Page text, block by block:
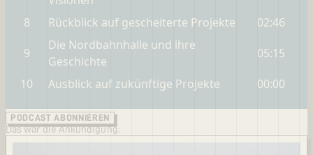
PODCAST ABONNIEREN
Das war die Ankündigung: